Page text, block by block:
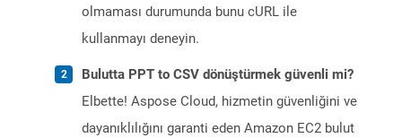
olmaması durumunda bunu cURL ile
kullanmayı deneyin.
Bulutta PPT to CSV dönüştürmek güvenli mi?
Elbette! Aspose Cloud, hizmetin güvenliğini ve
dayanıklılığını garanti eden Amazon EC2 bulut